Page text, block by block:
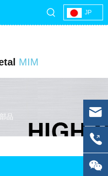
JP
MIM
品